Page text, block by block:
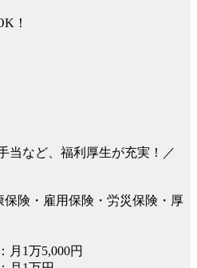
！
当など、福利厚生が充実！／
険・雇用保険・労災保険・厚
月1万5,000円